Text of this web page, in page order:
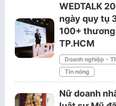
WEDTALK
ngày quy tụ
100+
TP.HCM
Doanh nghiệp -
Tin nóng
Nữ doanh